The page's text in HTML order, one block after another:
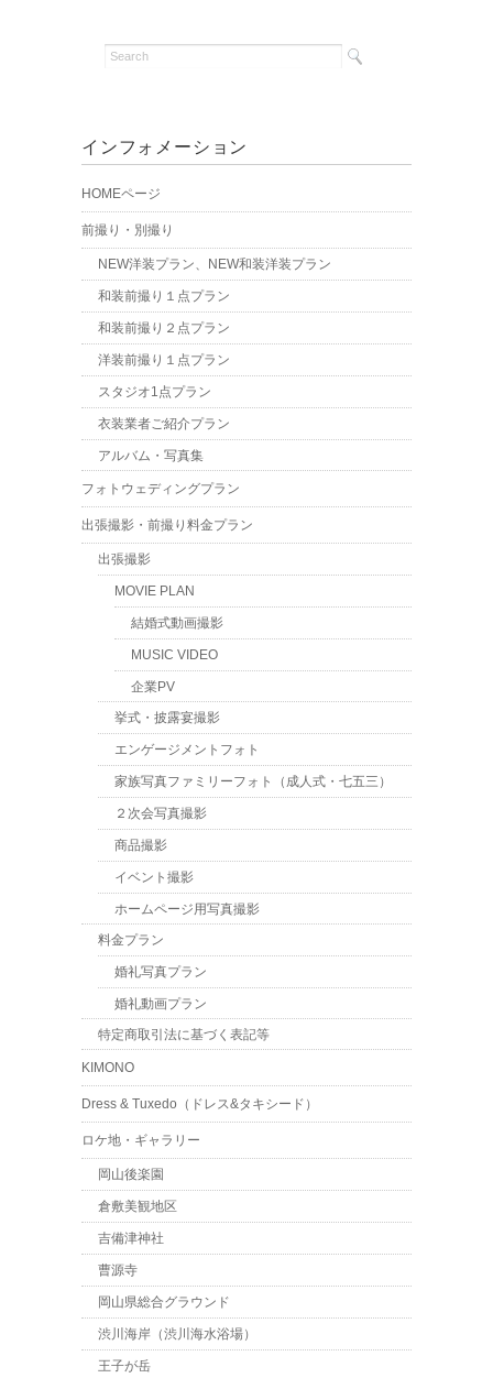
インフォメーション
HOMEページ
前撮り・別撮り
NEW洋装プラン、NEW和装洋装プラン
和装前撮り１点プラン
和装前撮り２点プラン
洋装前撮り１点プラン
スタジオ1点プラン
衣装業者ご紹介プラン
アルバム・写真集
フォトウェディングプラン
出張撮影・前撮り料金プラン
出張撮影
MOVIE PLAN
結婚式動画撮影
MUSIC VIDEO
企業PV
挙式・披露宴撮影
エンゲージメントフォト
家族写真ファミリーフォト（成人式・七五三）
２次会写真撮影
商品撮影
イベント撮影
ホームページ用写真撮影
料金プラン
婚礼写真プラン
婚礼動画プラン
特定商取引法に基づく表記等
KIMONO
Dress & Tuxedo（ドレス&タキシード）
ロケ地・ギャラリー
岡山後楽園
倉敷美観地区
吉備津神社
曹源寺
岡山県総合グラウンド
渋川海岸（渋川海水浴場）
王子が岳